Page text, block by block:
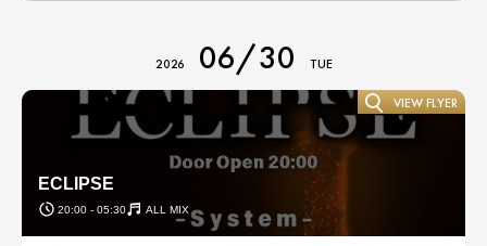
2026 06/30 TUE
ECLIPSE
20:00 - 05:30 ALL MIX
VIEW FLYER